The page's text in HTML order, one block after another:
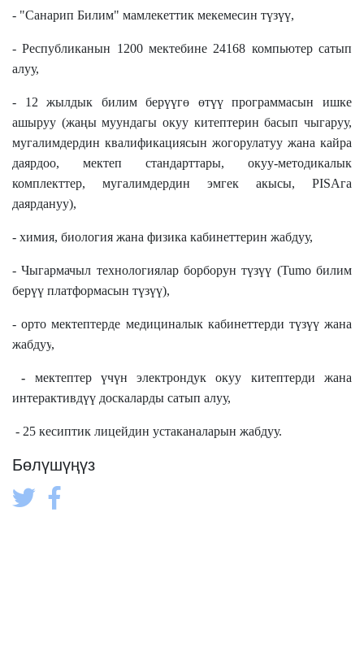
- "Санарип Билим" мамлекеттик мекемесин түзүү,
- Республиканын 1200 мектебине 24168 компьютер сатып
алуу,
- 12 жылдык билим берүүгө өтүү программасын ишке
ашыруу (жаңы муундагы окуу китептерин басып чыгаруу,
мугалимдердин квалификациясын жогорулатуу жана кайра
даярдоо, мектеп стандарттары, окуу-методикалык
комплекттер, мугалимдердин эмгек акысы, PISAга
даярдануу),
- химия, биология жана физика кабинеттерин жабдуу,
- Чыгармачыл технологиялар борборун түзүү (Tumo билим
берүү платформасын түзүү),
- орто мектептерде медициналык кабинеттерди түзүү жана
жабдуу,
- мектептер үчүн электрондук окуу китептерди жана
интерактивдүү доскаларды сатып алуу,
- 25 кесиптик лицейдин устаканаларын жабдуу.
Бөлүшүңүз